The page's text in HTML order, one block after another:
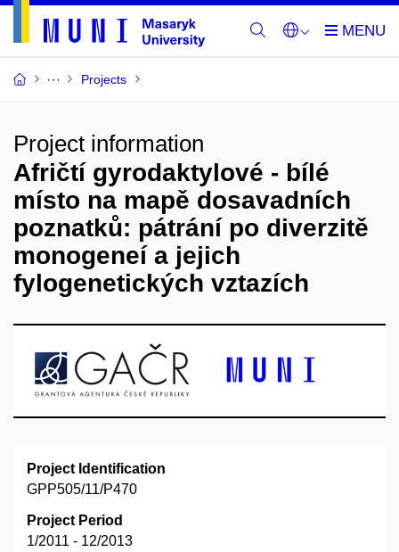
Projects
Project information
Afričtí gyrodaktylové - bílé
místo na mapě dosavadních
poznatků: pátrání po diverzitě
monogeneí a jejich
fylogenetických vztazích
Project Identification
GPP505/11/P470
Project Period
1/2011 - 12/2013